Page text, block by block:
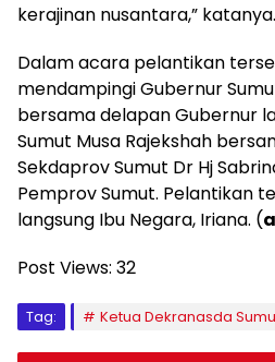
kerajinan nusantara,” katanya.
Dalam acara pelantikan
mendampingi Gubernur
bersama delapan Gubernur
Sumut Musa Rajekshah
Sekdaprov Sumut Dr Hj
Pemprov Sumut. Pelantikan
langsung Ibu Negara, Iriana. (
Post Views: 32
Tag: Ketua Dekranasda